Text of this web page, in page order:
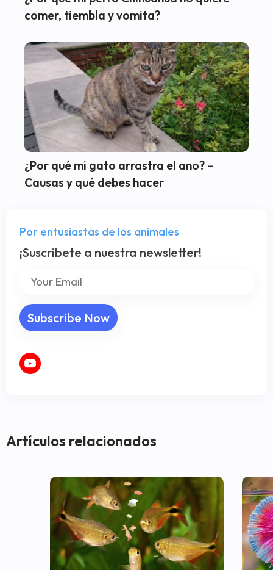
comer, tiembla y vomita?
¿Por qué mi gato arrastra el ano? –
Causas y qué debes hacer
Por entusiastas de los animales
¡Suscribete a nuestra newsletter!
Artículos relacionados